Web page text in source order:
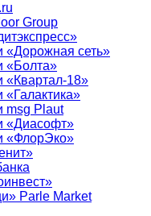
Group
«Дорожная сеть»
«Болта»
«Квартал-18»
«Галактика»
msg Plaut
«Диасофт»
«ФлорЭко»
Parle Market